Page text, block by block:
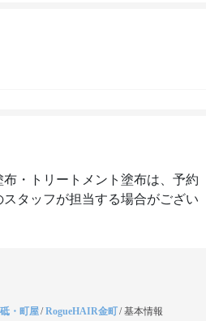
・トリートメント塗布は、予約
タッフが担当する場合がござい
・町屋/RogueHAIR金町/基本情報